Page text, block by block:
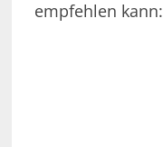
empfehlen kann: